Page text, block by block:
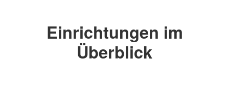
Einrichtungen im
Überblick